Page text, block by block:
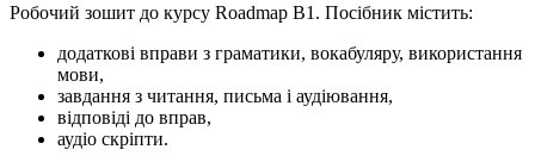
Робочий зошит до курсу Roadmap B1. Посібник містить:
додаткові вправи з граматики, вокабуляру, використання
мови,
завдання з читання, письма і аудіювання,
відповіді до вправ,
аудіо скріпти.